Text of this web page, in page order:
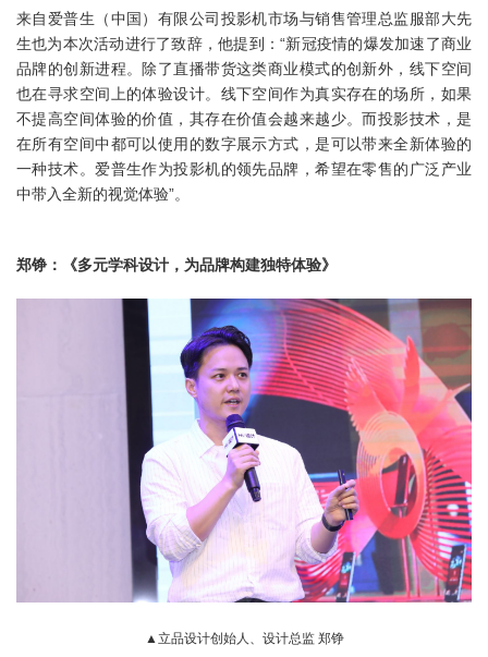
来自爱普生（中国）有限公司投影机市场与销售管理总监服部大先
生也为本次活动进行了致辞，他提到：“新冠疫情的爆发加速了商业
品牌的创新进程。除了直播带货这类商业模式的创新外，线下空间
也在寻求空间上的体验设计。线下空间作为真实存在的场所，如果
不提高空间体验的价值，其存在价值会越来越少。而投影技术，是
在所有空间中都可以使用的数字展示方式，是可以带来全新体验的
一种技术。爱普生作为投影机的领先品牌，希望在零售的广泛产业
中带入全新的视觉体验”。
郑铮：《多元学科设计，为品牌构建独特体验》
▲立品设计创始人、设计总监 郑铮